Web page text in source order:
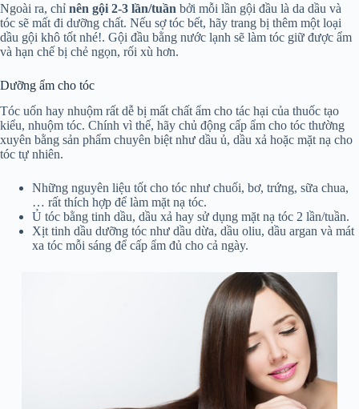
Ngoài ra, chỉ nên gội 2-3 lần/tuần bởi mỗi lần gội đầu là da dầu và
tóc sẽ mất đi dưỡng chất. Nếu sợ tóc bết, hãy trang bị thêm một loại
dầu gội khô tốt nhé!. Gội đầu bằng nước lạnh sẽ làm tóc giữ được ẩm
và hạn chế bị chẻ ngọn, rối xù hơn.
Dưỡng ẩm cho tóc
Tóc uốn hay nhuộm rất dễ bị mất chất ẩm cho tác hại của thuốc tạo
kiểu, nhuộm tóc. Chính vì thế, hãy chủ động cấp ẩm cho tóc thường
xuyên bằng sản phẩm chuyên biệt như dầu ủ, dầu xả hoặc mặt nạ cho
tóc tự nhiên.
Những nguyên liệu tốt cho tóc như chuối, bơ, trứng, sữa chua,
… rất thích hợp để làm mặt nạ tóc.
Ủ tóc bằng tinh dầu, dầu xả hay sử dụng mặt nạ tóc 2 lần/tuần.
Xịt tinh dầu dưỡng tóc như dầu dừa, dầu oliu, dầu argan và mát
xa tóc mỗi sáng để cấp ẩm đủ cho cả ngày.